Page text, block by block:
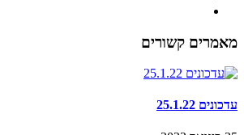
מאמרים קשורים
עדכונים 25.1.22